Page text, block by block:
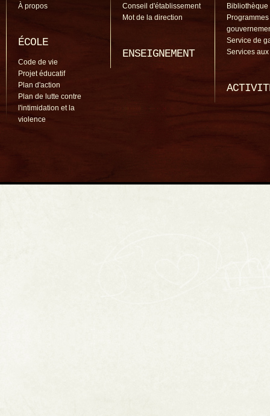
À propos
ÉCOLE
Code de vie
Projet éducatif
Plan d'action
Plan de lutte contre
l'intimidation et la
violence
Conseil d'établissement
Mot de la direction
ENSEIGNEMENT
Bibliothèque
Programmes
Service de
Services